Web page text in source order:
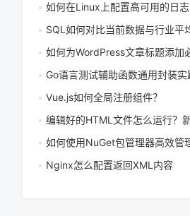
如何在Linux上配置高可用的日
SQL如何对比当前数据与行业平
如何为WordPress文章标题添加必
Go语言测试辅助函数通用封装
Vue.js如何全局注册组件？
编辑好的HTML文件怎么运行？
如何使用NuGet包管理器高效管
Nginx怎么配置返回XML内容